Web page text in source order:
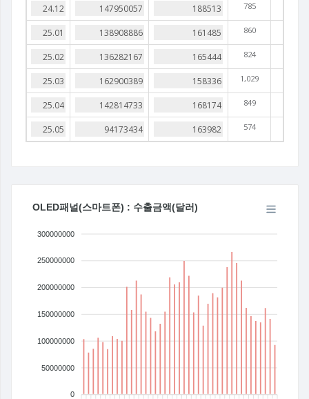
785
860
824
1,029
849
574
OLED패널(스마트폰) : 수출금액(달러)
300000000
250000000
200000000
150000000
100000000
50000000
0